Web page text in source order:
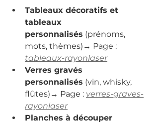
Tableaux décoratifs et
tableaux
personnalisés (prénoms,
mots, thèmes)→ Page :
tableaux-rayonlaser
Verres gravés
personnalisés (vin, whisky,
flûtes)→ Page : verres-graves-
rayonlaser
Planches à découper